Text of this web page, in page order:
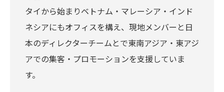
タイから始まりベトナム・マレーシア・インド
ネシアにもオフィスを構え、現地メンバーと日
本のディレクターチームとで東南アジア・東アジ
アでの集客・プロモーションを支援していま
す。